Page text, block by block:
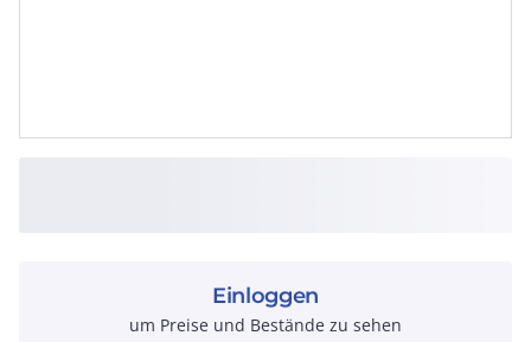
Einloggen
um Preise und Bestände zu sehen